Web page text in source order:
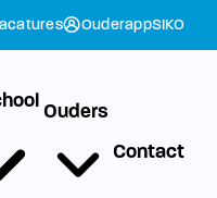
OuderappSIKO
Ouders
Contact